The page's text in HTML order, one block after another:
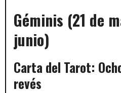
Géminis (21 de
junio)
Carta del Tarot:
revés